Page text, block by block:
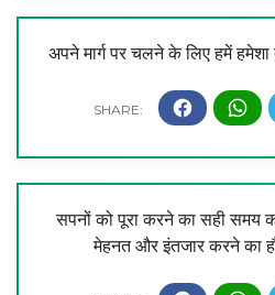
अपने मार्ग पर चलने के लिए हमें
सपनों को पूरा करने का सही समय
मेहनत और इंतजार करने का